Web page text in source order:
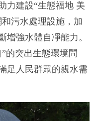
力建設“生態福地 美
污水處理設施，加
增強水體自凈能力。
的突出生態環境問
足人民群眾的親水需